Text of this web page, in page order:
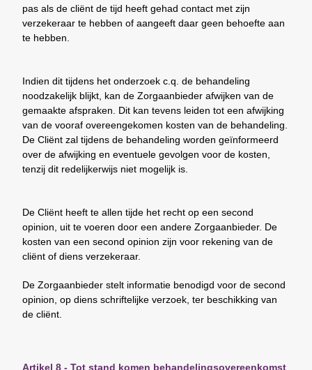
pas als de cliënt de tijd heeft gehad contact met zijn
verzekeraar te hebben of aangeeft daar geen behoefte aan
te hebben.
Indien dit tijdens het onderzoek c.q. de behandeling
noodzakelijk blijkt, kan de Zorgaanbieder afwijken van de
gemaakte afspraken. Dit kan tevens leiden tot een afwijking
van de vooraf overeengekomen kosten van de behandeling.
De Cliënt zal tijdens de behandeling worden geïnformeerd
over de afwijking en eventuele gevolgen voor de kosten,
tenzij dit redelijkerwijs niet mogelijk is.
De Cliënt heeft te allen tijde het recht op een second
opinion, uit te voeren door een andere Zorgaanbieder. De
kosten van een second opinion zijn voor rekening van de
cliënt of diens verzekeraar.
De Zorgaanbieder stelt informatie benodigd voor de second
opinion, op diens schriftelijke verzoek, ter beschikking van
de cliënt.
Artikel 8 - Tot stand komen behandelingsovereenkomst